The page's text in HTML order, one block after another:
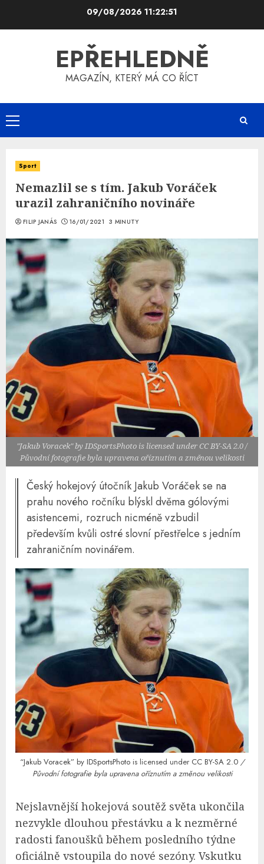
09/08/2026 11:22:52
EPŘEHLEDNĚ
MAGAZÍN, KTERÝ MÁ CO ŘÍCT
Primary
Menu
Sport
Nemazlil se s tím. Jakub Voráček
urazil zahraničního novináře
FILIP JANÁS 16/01/2021 3 MINUTY
"Jakub Voracek" by IDSportsPhoto is licensed under CC BY-SA 2.0 /
Původní fotografie byla upravena oříznutím a změnou velikosti
Český hokejový útočník Jakub Voráček se na
prahu nového ročníku blýskl dvěma gólovými
asistencemi, rozruch nicméně vzbudil
především kvůli ostré slovní přestřelce s jedním
zahraničním novinářem.
“Jakub Voracek” by IDSportsPhotois licensed under CC BY-SA 2.0 /
Původní fotografie byla upravena oříznutím a změnou velikosti
Nejslavnější hokejová soutěž světa ukončila
nezvykle dlouhou přestávku a k nezměrné
radosti fanoušků během posledního týdne
oficiálně vstoupila do nové sezóny. Vskutku